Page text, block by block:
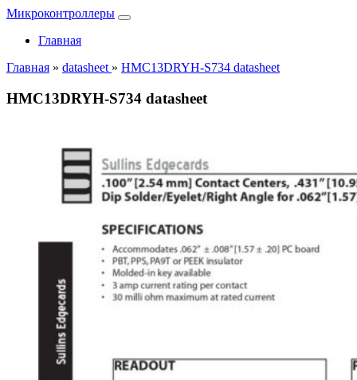
Микроконтроллеры
Главная
Главная » datasheet » HMC13DRYH-S734 datasheet
HMC13DRYH-S734 datasheet